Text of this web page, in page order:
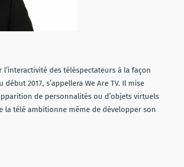
l’interactivité des téléspectateurs à la façon
2017, s’appellera We Are TV. Il mise
de personnalités ou d’objets virtuels
la télé ambitionne même de développer son